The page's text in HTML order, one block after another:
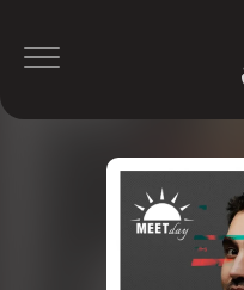
Fran
P12
Jurerêhttps://